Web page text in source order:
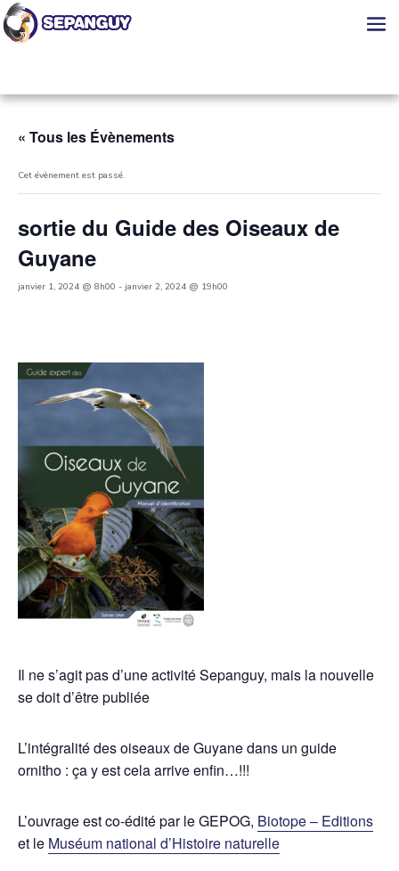
« Tous les Évènements
Cet évènement est passé.
sortie du Guide des Oiseaux de
Guyane
janvier 1, 2024 @ 8h00 - janvier 2, 2024 @ 19h00
Il ne s’agit pas d’une activité Sepanguy, mais la nouvelle
se doit d’être publiée
L’intégralité des oiseaux de Guyane dans un guide
ornitho : ça y est cela arrive enfin…!!!
L’ouvrage est co-édité par le GEPOG, Biotope – Editions
et le Muséum national d’Histoire naturelle